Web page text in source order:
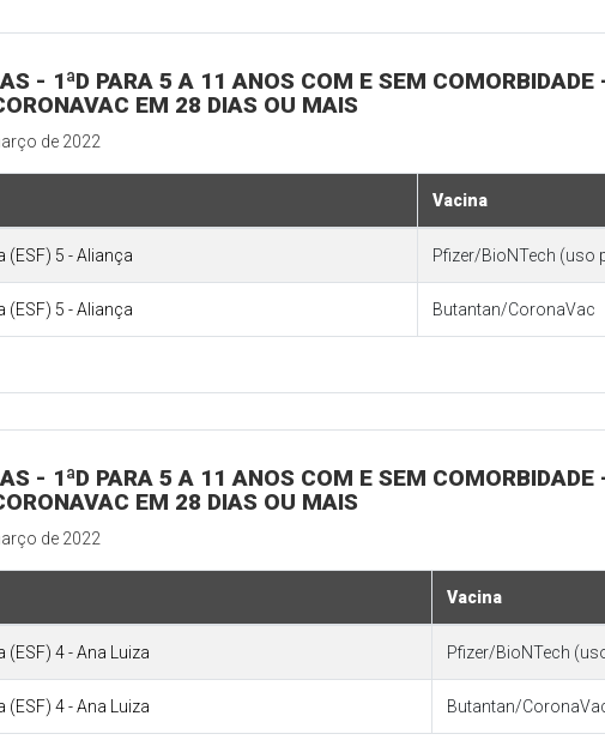
- 1ªD PARA 5 A 11 ANOS COM E SEM
EM 28 DIAS OU MAIS
de 2022
Vacina
(ESF) 5 - Aliança Pfizer/BioNTech (uso
(ESF) 5 - Aliança Butantan/CoronaVac
- 1ªD PARA 5 A 11 ANOS COM E SEM
EM 28 DIAS OU MAIS
de 2022
Vacina
(ESF) 4 - Ana Luiza Pfizer/BioNTech
(ESF) 4 - Ana Luiza Butantan/